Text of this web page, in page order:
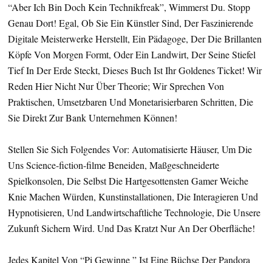
“Aber Ich Bin Doch Kein Technikfreak”, Wimmerst Du. Stopp
Genau Dort! Egal, Ob Sie Ein Künstler Sind, Der Faszinierende
Digitale Meisterwerke Herstellt, Ein Pädagoge, Der Die Brillanten
Köpfe Von Morgen Formt, Oder Ein Landwirt, Der Seine Stiefel
Tief In Der Erde Steckt, Dieses Buch Ist Ihr Goldenes Ticket! Wir
Reden Hier Nicht Nur Über Theorie; Wir Sprechen Von
Praktischen, Umsetzbaren Und Monetarisierbaren Schritten, Die
Sie Direkt Zur Bank Unternehmen Können!
Stellen Sie Sich Folgendes Vor: Automatisierte Häuser, Um Die
Uns Science-fiction-filme Beneiden, Maßgeschneiderte
Spielkonsolen, Die Selbst Die Hartgesottensten Gamer Weiche
Knie Machen Würden, Kunstinstallationen, Die Interagieren Und
Hypnotisieren, Und Landwirtschaftliche Technologie, Die Unsere
Zukunft Sichern Wird. Und Das Kratzt Nur An Der Oberfläche!
Jedes Kapitel Von “Pi Gewinne ” Ist Eine Büchse Der Pandora